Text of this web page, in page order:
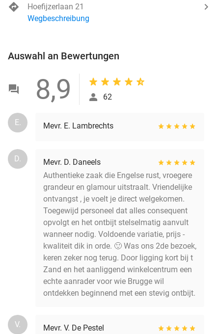
Hoefijzerlaan 21
Wegbeschreibung
Auswahl an Bewertungen
8,9 62
E. Mevr. E. Lambrechts
D.
Mevr. D. Daneels
Authentieke zaak die Engelse rust, vroegere
grandeur en glamour uitstraalt. Vriendelijke
ontvangst , je voelt je direct welgekomen.
Toegewijd personeel dat alles consequent
opvolgt en het ontbijt stelselmatig aanvult
wanneer nodig. Voldoende variatie, prijs -
kwaliteit dik in orde. 🙂 Was ons 2de bezoek,
keren zeker nog terug. Door ligging kort bij t
Zand en het aanliggend winkelcentrum een
echte aanrader voor wie Brugge wil
ontdekken beginnend met een stevig ontbijt.
V. Mevr. V. De Pestel